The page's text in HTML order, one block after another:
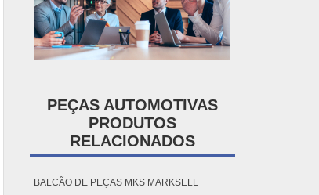
PEÇAS AUTOMOTIVAS
PRODUTOS
RELACIONADOS
BALCÃO DE PEÇAS MKS MARKSELL